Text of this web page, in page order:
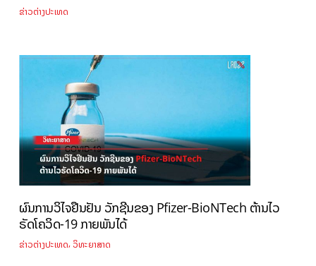
ຂ່າວຕ່າງປະເທດ
ຜົນການວິໄຈຢືນຢັນ ວັກຊີນຂອງ Pfizer-BioNTech ຕ້ານໄວ
ຣັດໂຄວິດ-19 ກາຍພັນໄດ້
ຂ່າວຕ່າງປະເທດ, ວິທະຍາສາດ